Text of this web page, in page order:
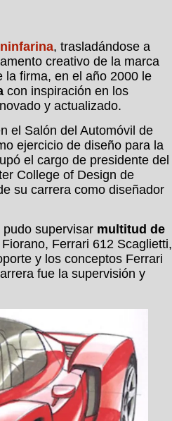
, trasladándose a
creativo de la marca
la firma, en el año 2000 le
con inspiración en los
y actualizado.
el Salón del Automóvil de
ejercicio de diseño para la
el cargo de presidente del
College of Design de
su carrera como diseñador
supervisar multitud de
Ferrari 612 Scaglietti,
y los conceptos Ferrari
fue la supervisión y